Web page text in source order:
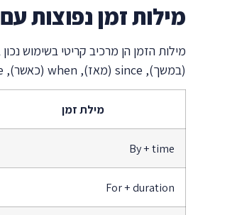
מילות זמן נפוצות עם Future Perfect Continuous
(במשך), since (מאז), when (כאשר), before (לפני) ו-until (עד ש). כל אחת מהמילים הללו מוסיפה ניואנס שונה למשמעות המשפט.
מילת זמן
By + time
For + duration